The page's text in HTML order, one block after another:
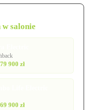
salonie
900 zł
900 zł